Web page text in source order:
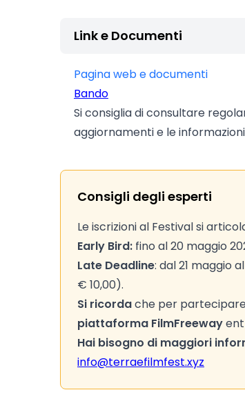
Link e Documenti
Pagina web e documenti
Bando
Si consiglia di consultare
aggiornamenti e le
Consigli degli esperti
Le iscrizioni al Festival si
Early Bird: fino al 20 maggio
Late Deadline: dal 21 maggio
€ 10,00).
Si ricordache per
piattaforma FilmFreeway
Hai bisogno di maggiori
info@terraefilmfest.xyz